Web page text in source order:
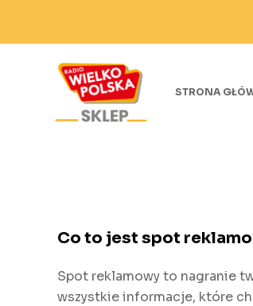
STRONA
Co to jest spot
Spot reklamowy to nagranie
wszystkie informacje, które